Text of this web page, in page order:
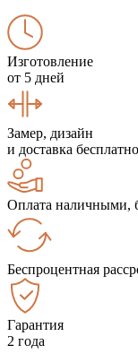
Изготовление
от 5 дней
Замер, дизайн
и доставка бесплатно
Оплата наличными,
Беспроцентная
Гарантия
2 года